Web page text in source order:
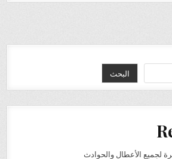
البحث
لجميع الأعطال والحوادث